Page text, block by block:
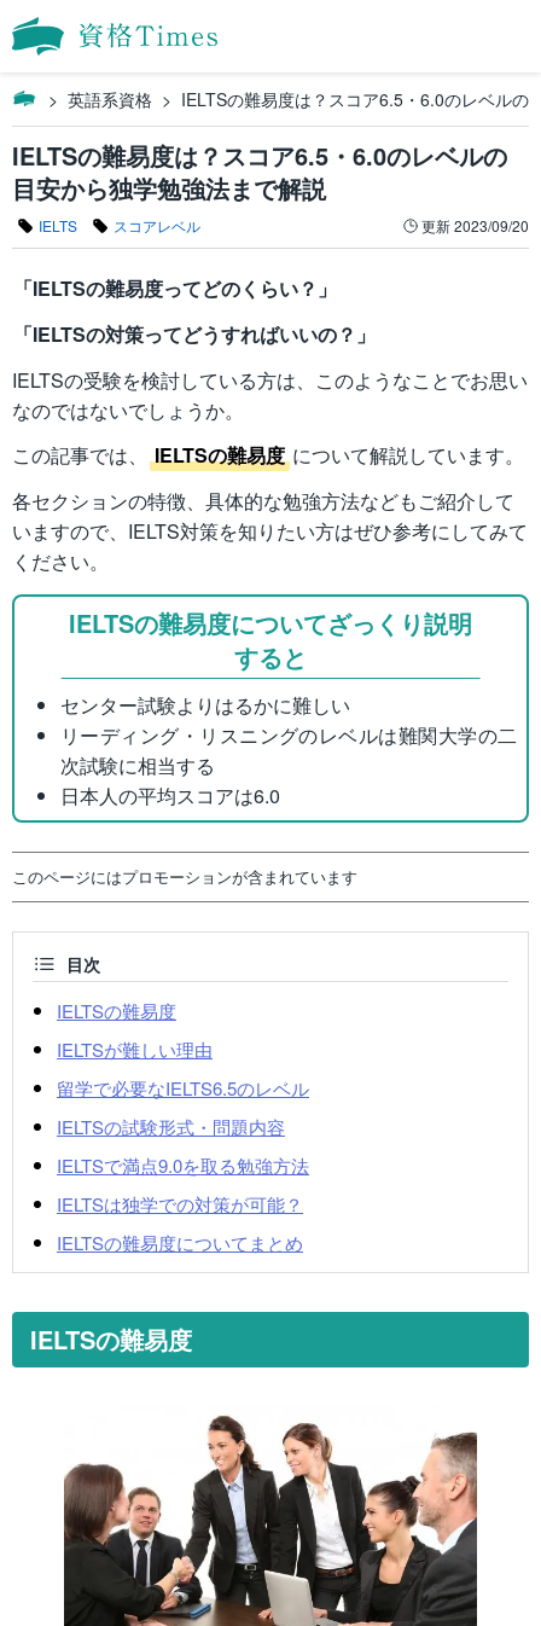
英語系資格 IELTSの難易度は？スコア6.5・6.0のレベルの
IELTSの難易度は？スコア6.5・6.0のレベルの
目安から独学勉強法まで解説
IELTS スコアレベル 更新2023/09/20
「IELTSの難易度ってどのくらい？」
「IELTSの対策ってどうすればいいの？」
IELTSの受験を検討している方は、このようなことでお思い
なのではないでしょうか。
この記事では、
IELTSの難易度 について解説しています。
各セクションの特徴、具体的な勉強方法などもご紹介して
いますので、IELTS対策を知りたい方はぜひ参考にしてみて
ください。
IELTSの難易度についてざっくり説明
すると
センター試験よりはるかに難しい
リーディング・リスニングのレベルは難関大学の二
次試験に相当する
日本人の平均スコアは6.0
このページにはプロモーションが含まれています
目次
IELTSの難易度
IELTSが難しい理由
留学で必要なIELTS6.5のレベル
IELTSの試験形式・問題内容
IELTSで満点9.0を取る勉強方法
IELTSは独学での対策が可能？
IELTSの難易度についてまとめ
IELTSの難易度